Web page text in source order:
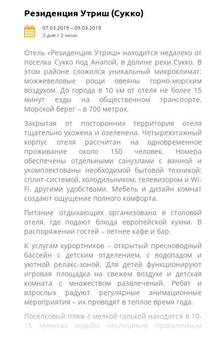
Резиденция Утриш (Сукко)
07.03.2019 – 09.03.2019
3 дня / 2 ночи
Отель «Резиденция Утриш» находится недалеко от
поселка Сукко под Анапой, в долине реки Сукко. В
этом районе сложился уникальный микроклимат:
можжевеловые рощи овеяны горно-морским
воздухом. До города в 10 км от отеля не более 15
минут езды на общественном транспорте.
Морской берег – в 700 метрах.
Закрытая от посторонних территория отеля
тщательно ухожена и озеленена. Четырехэтажный
корпус отеля рассчитан на одновременное
проживание около 150 человек. Номера
обеспечены отдельными санузлами с ванной и
укомплектованы необходимой бытовой техникой:
сплит-системой, холодильником, телевизором и Wi-
Fi, другими удобствами. Мебель и дизайн комнат
создают ощущение полного комфорта.
Питание отдыхающих организовано в столовой
отеля, где подают блюда европейской кухни. В
распоряжении гостей – летнее кафе и бар.
К услугам курортников – открытый пресноводный
бассейн с детским отделением, с водопадом и
уютной релакс-зоной. Для детей функционируют
игровая площадка на свежем воздухе и детская
комната с множеством развлечений. Ребят и
взрослых радуют регулярные анимационные
мероприятия – их проводят в теплое время года.
Поселковый пляж с мелкой галькой находится в 10-
15 минутах ходьбы неспешным прогулочным